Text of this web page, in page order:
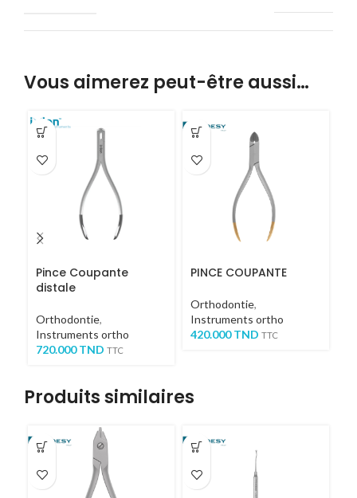
Vous aimerez peut-être aussi…
Pince Coupante
distale
Orthodontie,
Instruments ortho
720.000TND TTC
PINCE COUPANTE
Orthodontie,
Instruments ortho
420.000TND TTC
Produits similaires